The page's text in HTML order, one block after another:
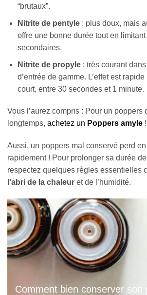
“brutaux”.
Nitrite de pentyle: plus doux, mais
offre une bonne durée tout en
secondaires.
Nitrite de propyle: très courant
d’entrée de gamme. L’effet est
court, entre 30 secondes et 1 minute.
Vous l’aurez compris : Pour un poppers
longtemps, achetez un Poppers amyle !
Aussi, un poppers mal conservé perd
rapidement ! Pour prolonger sa durée
respectez quelques règles essentielles
l’abri de la chaleur et de l’humidité.
Comment bien conserver son